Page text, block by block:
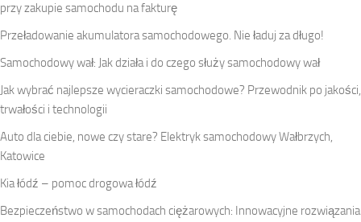
przy zakupie samochodu na fakturę
Przeładowanie akumulatora samochodowego. Nie ładuj za długo!
Samochodowy wał: Jak działa i do czego służy samochodowy wał
Jak wybrać najlepsze wycieraczki samochodowe? Przewodnik po jakości,
trwałości i technologii
Auto dla ciebie, nowe czy stare? Elektryk samochodowy Wałbrzych,
Katowice
Kia łódź – pomoc drogowa łódź
Bezpieczeństwo w samochodach ciężarowych: Innowacyjne rozwiązania